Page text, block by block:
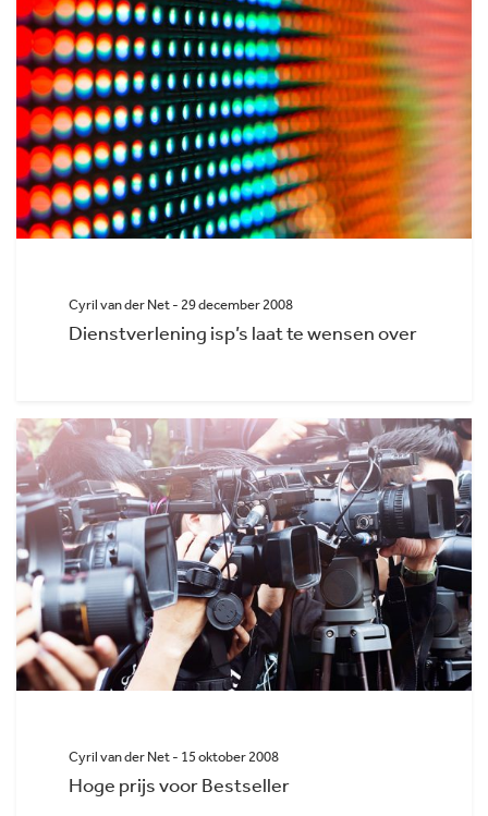
Cyril van der Net - 29 december 2008
Dienstverlening isp’s laat te wensen over
Cyril van der Net - 15 oktober 2008
Hoge prijs voor Bestseller